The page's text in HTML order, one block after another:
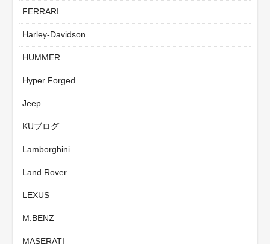
FERRARI
Harley-Davidson
HUMMER
Hyper Forged
Jeep
KUブログ
Lamborghini
Land Rover
LEXUS
M.BENZ
MASERATI